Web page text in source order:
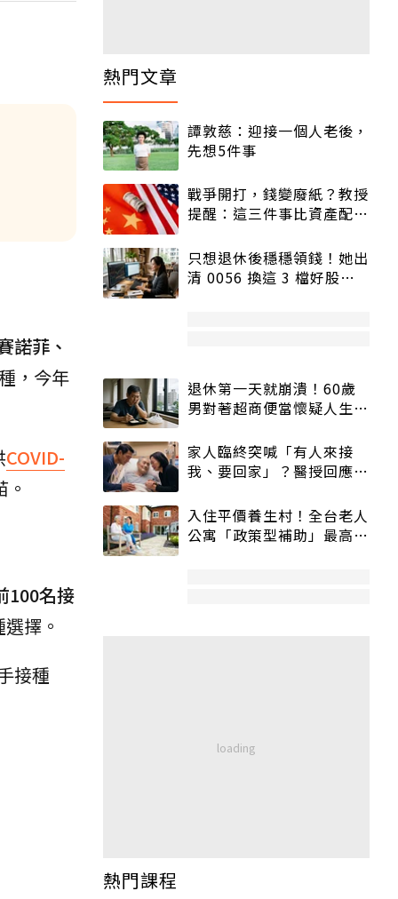
諾菲、
，今年
COVID-
100名接
擇。
接種
熱門文章
譚敦慈：迎接一個人老後，
先想5件事
戰爭開打，錢變廢紙？教授
提醒：這三件事比資產配置
只想退休後穩穩領錢！她出
清 0056 換這 3 檔好股：
退休第一天就崩潰！60歲
男對著超商便當懷疑人生
家人臨終突喊「有人來接
我、要回家」？醫授回應方
入住平價養生村！全台老人
公寓「政策型補助」最高打
熱門課程